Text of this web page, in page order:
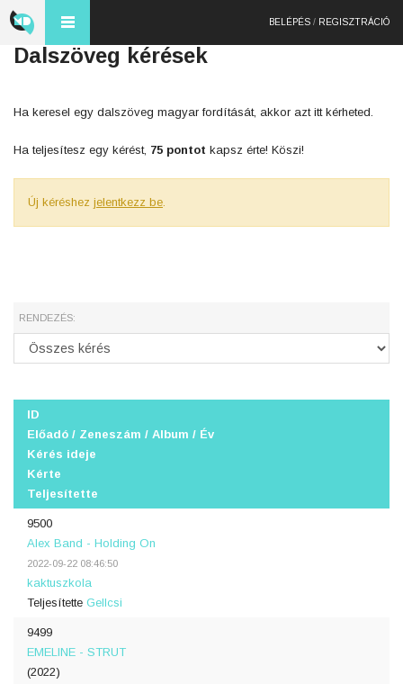
BELÉPÉS / REGISZTRÁCIÓ
Dalszöveg kérések
Ha keresel egy dalszöveg magyar fordítását, akkor azt itt kérheted.
Ha teljesítesz egy kérést, 75 pontot kapsz érte! Köszi!
Új kéréshez jelentkezz be.
RENDEZÉS:
ID
Előadó / Zeneszám / Album / Év
Kérés ideje
Kérte
Teljesítette
9500
Alex Band - Holding On
2022-09-22 08:46:50
kaktuszkola
Teljesítette Gellcsi
9499
EMELINE - STRUT
(2022)